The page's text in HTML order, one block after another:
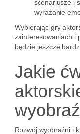
scenariusze i
wyrażanie
Wybierając gry
zainteresowaniach i
będzie jeszcze
Jakie
Rozwój wyobraźni i